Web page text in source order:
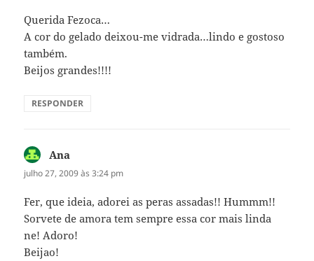
Querida Fezoca…
A cor do gelado deixou-me vidrada…lindo e gostoso
também.
Beijos grandes!!!!
RESPONDER
Ana
julho 27, 2009 às 3:24 pm
Fer, que ideia, adorei as peras assadas!! Hummm!!
Sorvete de amora tem sempre essa cor mais linda
ne! Adoro!
Beijao!